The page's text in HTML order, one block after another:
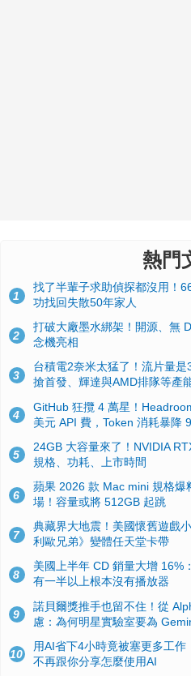
熱門
1
找了半輩子求助偵探都沒用！
功找回失散50年家人
2
打破大廠墨水綁架！開源、無
念機亮相
3
台積電2奈米太猛了！流片量
搶首發、輝達與AMD排隊等產
4
GitHub 狂攬 4 萬星！
美元 API 費，Token 消耗暴降
5
24GB 大容量來了！NVIDIA
規格、功耗、上市時間
6
蘋果 2026 款 Mac mini 規格
場！容量或將 512GB 起跳
7
典藏界大地震！美國懷舊遊戲
利歐兄弟》變體任天堂卡帶
8
美國上半年 CD 銷量大增 16%
有一半以上根本沒有播放器
9
諾貝爾獎推手也留不住！從
慮：為何明星實驗室要為
10
用AI省下4小時竟被塞更多工
不再跟你分享怎麼使用AI